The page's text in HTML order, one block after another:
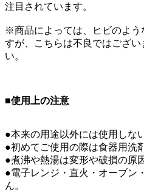
注目されています。
※商品によっては、ヒビのよう
すが、こちらは不良ではござ
い。
■使用上の注意
●本来の用途以外には使用しな
●初めてご使用の際は食器用洗
●煮沸や熱湯は変形や破損の原
●電子レンジ・直火・オーブン
ん。